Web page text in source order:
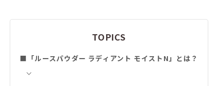
TOPICS
■「ルースパウダー ラディアント モイストN」とは？